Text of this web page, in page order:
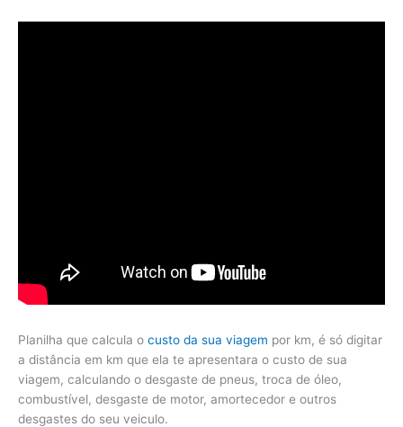
Planilha que calcula o custo da sua viagem por km, é só digitar
a distância em km que ela te apresentara o custo de sua
viagem, calculando o desgaste de pneus, troca de óleo,
combustível, desgaste de motor, amortecedor e outros
desgastes do seu veiculo.